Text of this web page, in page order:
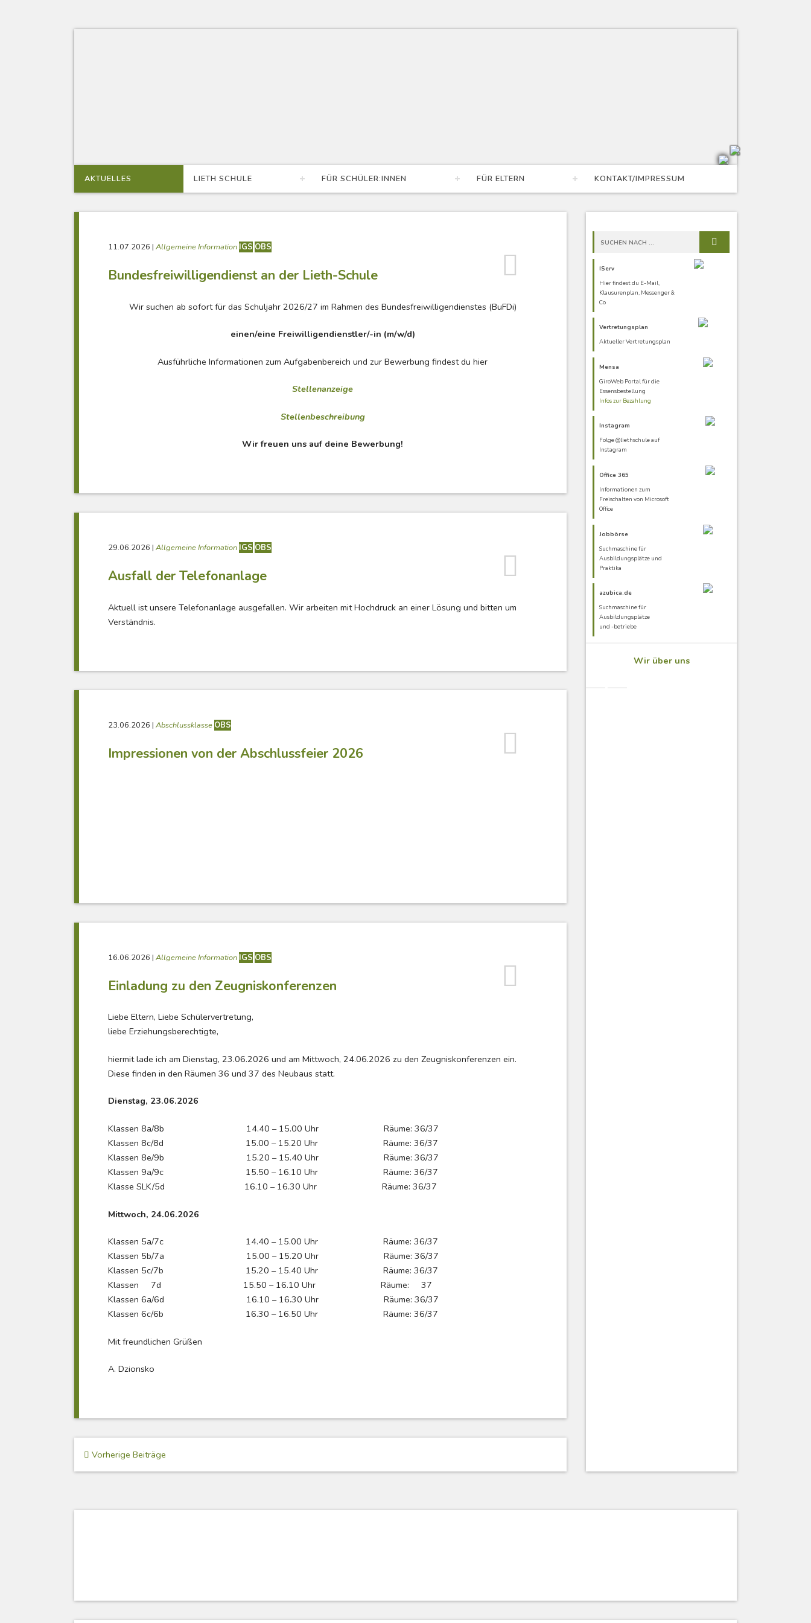
AKTUELLES LIETH SCHULE FÜR SCHÜLER:INNEN FÜR ELTERN KONTAKT/IMPRESSUM
11.07.2026 | Allgemeine Information IGS OBS
Bundesfreiwilligendienst an der Lieth-Schule
Wir suchen ab sofort für das Schuljahr 2026/27 im Rahmen des Bundesfreiwilligendienstes (BuFDi)
einen/eine Freiwilligendienstler/-in (m/w/d)
Ausführliche Informationen zum Aufgabenbereich und zur Bewerbung findest du hier
Stellenanzeige
Stellenbeschreibung
Wir freuen uns auf deine Bewerbung!
29.06.2026 | Allgemeine Information IGS OBS
Ausfall der Telefonanlage
Aktuell ist unsere Telefonanlage ausgefallen. Wir arbeiten mit Hochdruck an einer Lösung und bitten um
Verständnis.
23.06.2026 | Abschlussklasse OBS
Impressionen von der Abschlussfeier 2026
16.06.2026 | Allgemeine Information IGS OBS
Einladung zu den Zeugniskonferenzen
Liebe Eltern, Liebe Schülervertretung,
liebe Erziehungsberechtigte,
hiermit lade ich am Dienstag, 23.06.2026 und am Mittwoch, 24.06.2026 zu den Zeugniskonferenzen ein.
Diese finden in den Räumen 36 und 37 des Neubaus statt.
Dienstag, 23.06.2026
Klassen 8a/8b 14.40 – 15.00 Uhr Räume: 36/37
Klassen 8c/8d 15.00 – 15.20 Uhr Räume: 36/37
Klassen 8e/9b 15.20 – 15.40 Uhr Räume: 36/37
Klassen 9a/9c 15.50 – 16.10 Uhr Räume: 36/37
Klasse SLK/5d 16.10 – 16.30 Uhr Räume: 36/37
Mittwoch, 24.06.2026
Klassen 5a/7c 14.40 – 15.00 Uhr Räume: 36/37
Klassen 5b/7a 15.00 – 15.20 Uhr Räume: 36/37
Klassen 5c/7b 15.20 – 15.40 Uhr Räume: 36/37
Klassen 7d 15.50 – 16.10 Uhr Räume: 37
Klassen 6a/6d 16.10 – 16.30 Uhr Räume: 36/37
Klassen 6c/6b 16.30 – 16.50 Uhr Räume: 36/37
Mit freundlichen Grüßen
A. Dzionsko
Beitragsnavigation
Vorherige Beiträge
IServ
Hier findest du E-Mail,
Klausurenplan, Messenger &
Co
Vertretungsplan
Aktueller Vertretungsplan
Mensa
GiroWeb Portal für die
Essensbestellung
Infos zur Bezahlung
Instagram
Folge @liethschule auf
Instagram
Office 365
Informationen zum
Freischalten von Microsoft
Office
Jobbörse
Suchmaschine für
Ausbildungsplätze und
Praktika
azubica.de
Suchmaschine für
Ausbildungsplätze
und -betriebe
Wir über uns